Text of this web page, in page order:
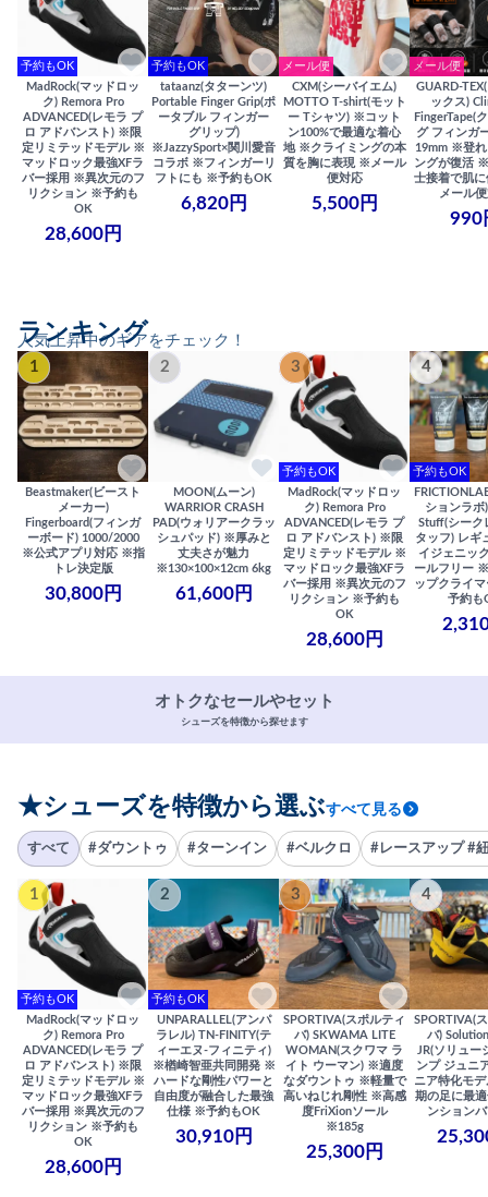
予約もOK
MadRock(マッドロッ
ク) Remora Pro
ADVANCED(レモラ プ
ロ アドバンスト) ※限
定リミテッドモデル ※
マッドロック最強XFラ
バー採用 ※異次元のフ
リクション ※予約も
OK
28,600円
予約もOK
tataanz(タターンツ)
Portable Finger Grip(ポ
ータブル フィンガー
グリップ)
※JazzySport×関川愛音
コラボ ※フィンガーリ
フトにも ※予約もOK
6,820円
メール便
CXM(シーバイエム)
MOTTO T-shirt(モット
ー Tシャツ) ※コット
ン100%で最適な着心
地 ※クライミングの本
質を胸に表現 ※メール
便対応
5,500円
メール便
GUARD-
ックス)
FingerTape(
グ フィンガ
19mm ※登れ
ングが復活
士接着で肌
メール
990
人気上昇中のギアをチェック！
ランキング
1
Beastmaker(ビースト
メーカー)
Fingerboard(フィンガ
ーボード) 1000/2000
※公式アプリ対応 ※指
トレ決定版
30,800円
2
MOON(ムーン)
WARRIOR CRASH
PAD(ウォリアークラッ
シュパッド) ※厚みと
丈夫さが魅力
※130×100×12cm 6kg
61,600円
3
予約もOK
MadRock(マッドロッ
ク) Remora Pro
ADVANCED(レモラ プ
ロ アドバンスト) ※限
定リミテッドモデル ※
マッドロック最強XFラ
バー採用 ※異次元のフ
リクション ※予約も
OK
28,600円
4
予約もOK
ションラボ
Stuff(シーク
タッフ) レギ
イジェニッ
ールフリー
ップクライ
予約も
オトクなセールやセット
シューズを特徴から探せます
★シューズを特徴から選ぶすべて見る
すべて #ダウントゥ #ターンイン #ベルクロ #レースアップ #
1
予約もOK
MadRock(マッドロッ
ク) Remora Pro
ADVANCED(レモラ プ
ロ アドバンスト) ※限
定リミテッドモデル ※
マッドロック最強XFラ
バー採用 ※異次元のフ
リクション ※予約も
OK
28,600円
2
予約もOK
UNPARALLEL(アンパ
ラレル) TN-FINITY(テ
ィーエヌ-フィニティ)
※楢崎智亜共同開発 ※
ハードな剛性パワーと
自由度が融合した最強
仕様 ※予約もOK
30,910円
3
SPORTIVA(スポルティ
バ) SKWAMA LITE
WOMAN(スクワマ ラ
イト ウーマン) ※適度
なダウントゥ ※軽量で
高いねじれ剛性 ※高感
度FriXionソール
※185g
25,300円
4
SPORTIVA(
バ)
JR(ソリュー
ンプ ジュニ
ニア特化モ
期の足に最
ンション